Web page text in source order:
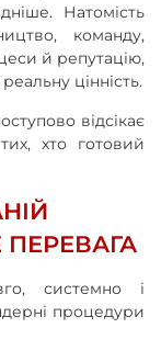
Натомість
команду,
й репутацію,
цінність.
відсікає
хто готовий
системно і
процедури